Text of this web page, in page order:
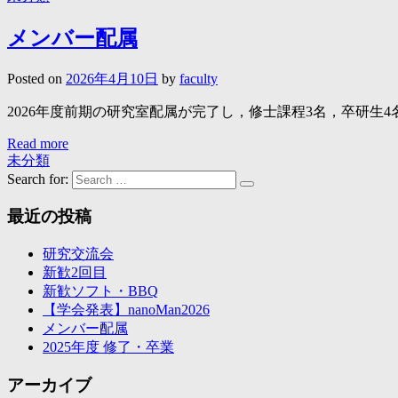
メンバー配属
Posted on 2026年4月10日 by faculty
2026年度前期の研究室配属が完了し，修士課程3名，卒研生4
Read more
未分類
Search for:
最近の投稿
研究交流会
新歓2回目
新歓ソフト・BBQ
【学会発表】nanoMan2026
メンバー配属
2025年度 修了・卒業
アーカイブ